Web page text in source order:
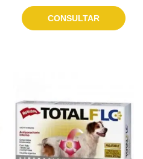
CONSULTAR